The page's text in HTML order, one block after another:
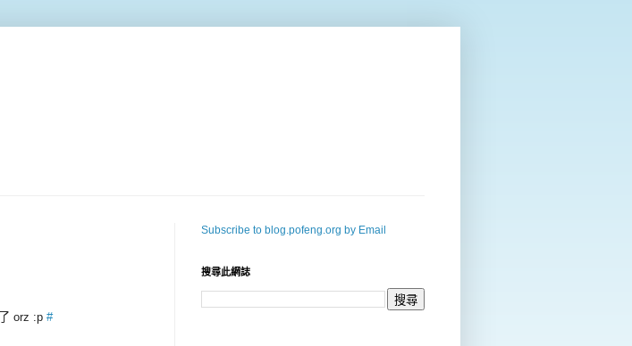
orz :p #
Subscribe to blog.pofeng.org by Email
搜尋此網誌